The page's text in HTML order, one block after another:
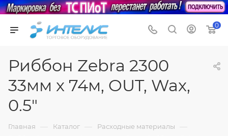
0
Риббон Zebra 2300
33мм x 74м, OUT, Wax,
0.5"
Главная — Каталог — Расходные материалы —